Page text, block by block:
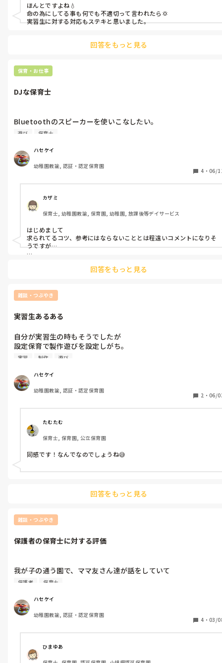
ハセ『いいけ行くで！遊戯室！』
ハセ『思い切り走りんさい！はい、よーいどん！』
めっちゃ走る３人。これでもかってくらい走る3人。
ハセ『お部屋では走りません。これもう年長さんには当たり前。
実習生さんにもお話聞けなかったこと、ちゃんと謝りんさい
子『。。うん。』
なんて言われ。
『命に関わることだしな😵実習生さんの面子もあるしね〜』
『確かに🫣🫣ボイスレコーダーあったら多分アウトっすね
（笑）』
『通報されたら尻ぬぐいよろしく〜😱😱』
怒鳴るのが不適切保育になるなら、命に関わるおふざけも優しく
注意するのが保育士の役割？
不適切保育の基準を作るなら、なんでもかんでも不適切にするの
ほんとですよね💧
命の為にしてる事も何でも不適切って言われたら💢
実習生に対する対応もステキと思いました。
回答をもっと見る
保育・お仕事
DJな保育士
Bluetoothのスピーカーを使いこなしたい。
保育中にピピっと操作して、その場に合った曲を瞬時に流す。
常にアップデートし続ける曲から厳選してピピっと流す。
そんなDJみたいな保育士に憧れます😎😎
保育でBluetoothスピーカーをバリバリ使いこなしてる方、使い
こなすコツ教えてください😵‍💫😵‍💫
遊び 保育士
ハセケイ
幼稚園教諭, 認証・認定保育園
4 ・ 06/
カザミ
保育士, 幼稚園教諭, 保育園, 幼稚園, 放課後等デイサービス
はじめまして
求られてるコツ、参考にはならないこととは程遠いコメントになりそ
うですが…
カテゴリみたく分けて曲を分けられるので　その日使いたい曲をチ
絵本読むにもBGM流したりすると雰囲気も変わりますよね。
も、楽しめます。
とはいえ、うまく使いこなせていないので、コツなど私も知りたい
です。
回答をもっと見る
雑談・つぶやき
実習生あるある
自分が実習生の時もそうでしたが
設定保育で製作遊びを設定しがち。
なんでか知らんけど
現場で経験を積んできたからこそ分かる。
製作遊び。。めちゃくちゃ難しい😓
★個人差があって個々の対応にアタフタする。
★作るのに時間かかって肝心の遊ぶのがおろそかになる。
★できない子、なかなか進まない子のフォローは担任でも時間か
かる。
★子どもの評価の視点が設定しにくい。
★ねらいをどこに持っていくかが肝心なのにそこに行きつきにく
★実習生さん自身が子ども達の育ちを見つけにくい。
製作遊びの後の反省会では結局、『時間かかりました』『遊びが
しい。。
実習 制作 遊び
ハセケイ
幼稚園教諭, 認証・認定保育園
2 ・ 06/
たむたむ
保育士, 保育園, 公立保育園
同感です！なんでなのでしょうね😅
回答をもっと見る
雑談・つぶやき
保護者の保育士に対する評価
我が子の通う園で、ママ友さん達が話をしていて
こっそり聞くと。。
『◉◉先生は微妙。保護者に対してその時の気分で態度がすごい
違う。』
どんなに保育上手くても
どんなに記録頑張っても
お客様である保護者の評価は結局は保護者対応の良し悪しで決ま
保護者 保育士
ハセケイ
幼稚園教諭, 認証・認定保育園
4 ・ 03/
ひまゆあ